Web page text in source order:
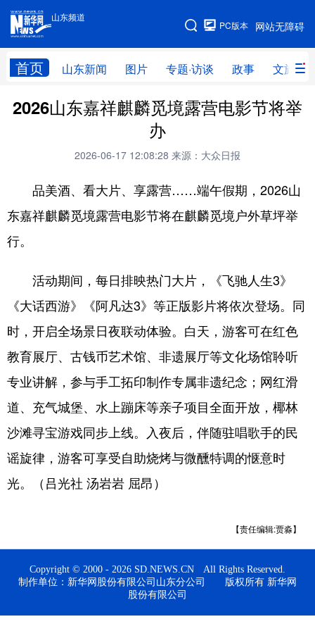
山东频道
网站无障碍
PC版本
首页 山东新闻 图片 专题·访谈 政事 文旅
手机版
网站地图
学习进行时 高层 时政 人事
全球连线
科技 科普 体育 文化
健康 军事 访谈 视频
食品 人居 信息化 乡村振兴
溯源中国 城市 旅游 能源
会展 彩票 时尚
亚太网 上市公司 投教基地
地方频道
首页 山东新闻
文娱 融媒秀 地市 科教
健康 微视齐鲁
2026山东嘉祥麒麟觅境露营电影节将举
办
2026-06-17 12:08:28 来源：大众日报
品美酒、看大片、享露营……端午假期，2026山
东嘉祥麒麟觅境露营电影节将在麒麟觅境户外草坪举
行。
活动期间，每日排映热门大片，《飞驰人生3》
《大话西游》《阿凡达3》等正版影片将依次登场。同
时，开启全场景日夜联动体验。白天，游客可在红色
教育展厅、古钱币艺术馆、非遗展厅等文化场馆聆听
专业讲解，参与手工拓印制作专属非遗纪念；网红滑
道、充气城堡、水上蹦床等亲子项目全面开放，椰林
沙滩寻宝游戏同步上线。入夜后，伴随驻唱歌手的民
谣旋律，游客可享受自助烧烤与微醺特调的惬意时
光。（吕光社 汤岩岩 屈昂）
【责任编辑:贾淼】
Copyright © 2000 - 2026 SD.NEWS.CN All Rights Reserved.
制作单位：新华网股份有限公司山东分公司 版权所有 新华网
股份有限公司